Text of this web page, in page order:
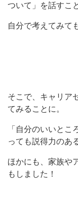
ついて」を話すこ
自分で考えてみて
そこで、キャリア
てみることに。
「自分のいいとこ
っても説得力のあ
ほかにも、家族や
もしました！